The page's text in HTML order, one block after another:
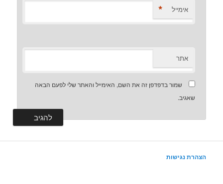
אימייל *
אתר
שמור בדפדפן זה את השם, האימייל והאתר שלי לפעם הבאה
שאגיב.
הצהרת נגישות